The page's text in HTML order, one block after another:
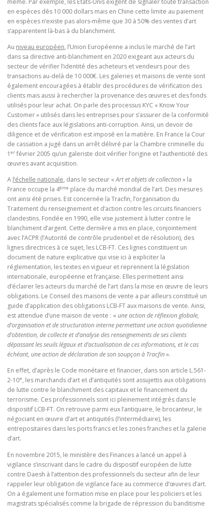
même. Par exemple, les Etats-Unis exigent de signaler toute transaction
en espèces dès 10 000 dollars mais en Chine cette limite au paiement
en espèces n’existe pas alors-même que 30 à 50% des ventes d’art
s’apparentent là-bas à du blanchiment.
Au niveau européen, l’Union Européenne a inclus le marché de l’art
dans sa directive anti-blanchiment en 2020 exigeant aux acteurs du
secteur de vérifier l’identité des acheteurs et vendeurs pour des
transactions au-delà de 10 000€. Les galeries et maisons de vente sont
également encouragées à établir des procédures de vérification des
clients mais aussi à rechercher la provenance des œuvres et des fonds
utilisés pour leur achat. On parle des processus KYC « Know Your
Customer » utilisés dans les entreprises pour s’assurer de la conformité
des clients face aux législations anti-corruption. Ainsi, un devoir de
diligence et de vérification est imposé en la matière. En France la Cour
de cassation a jugé dans un arrêt délivré par la Chambre criminelle du
1 er février 2005 qu’un galeriste doit vérifier l’origine et l’authenticité des
œuvres avant acquisition.
A l’échelle nationale, dans le secteur «Art et objets de collection» la
France occupe la 4ème place du marché mondial de l’art. Des mesures
ont ainsi été prises. Est concernée la Tracfin, l’organisation du
Traitement du renseignement et d’action contre les circuits financiers
clandestins. Fondée en 1990, elle vise justement à lutter contre le
blanchiment d’argent. Cette dernière a mis en place, conjointement
avec l’ACPR (l’Autorité de contrôle prudentiel et de résolution), des
lignes directrices à ce sujet, les LCB-FT. Ces lignes constituent un
document de nature explicative qui vise ici à expliciter la
réglementation, les textes en vigueur et reprennent la législation
internationale, européenne et française. Elles permettent ainsi
d’éclairer les acteurs du marché de l’art dans la mise en œuvre de leurs
obligations. Le Conseil des maisons de vente a par ailleurs constitué un
guide d’application des obligations LCB-FT aux maisons de vente. Ainsi,
est attendue d’une maison de vente : « une action de réflexion globale,
d’organisation et de structuration interne permettant une action quotidienne
d’obtention, de collecte et d’analyse des renseignements de ses clients
dépassant les seuils légaux et d’actualisation de ces informations, et le cas
échéant, une action de déclaration de son soupçon à Tracfin».
En effet, d’après le Code monétaire et financier, dans son article L.561-
2-10°, les marchands d’art et d’antiquités sont assujettis aux obligations
de lutte contre le blanchiment des capitaux et le financement du
terrorisme. Ces professionnels sont ici pleinement intégrés dans le
dispositif LCB-FT. On retrouve parmi eux l’antiquaire, le brocanteur, le
négociant en œuvre d’art et antiquités (l’intermédiaire), les
entrepositaires dans les ports francs et les zones franches et la galerie
d’art.
En novembre 2015, le ministère des Finances a lancé un appel à
vigilance s’inscrivant dans le cadre du dispositif européen de lutte
contre Daesh à l’attention des professionnels du secteur afin de leur
rappeler leur obligation de vigilance face au commerce d’œuvres d’art.
On a également une formation mise en place pour les policiers et les
magistrats spécialisés comme la brigade de répression du banditisme